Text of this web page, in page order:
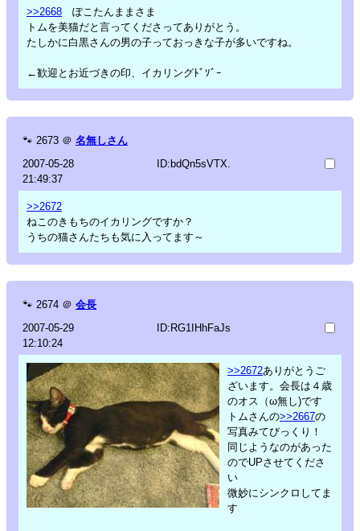
>>2668 ぽこたんままさま
トムを美猫だと言ってくださってありがとう。
たしかに白黒さんの男の子っておっきな子が多いですね。
←歓迎とお近づきの印、イカリングﾄﾞｿﾞｰ
🐾 2673 ＠ 名無しさん
2007-05-28
21:49:37
ID:bdQn5sVTX.
>>2672
ねこのきもちのイカリングですか？
うちの猫さんたちも気に入ってます～
🐾 2674 ＠ 会長
2007-05-29
12:10:24
ID:RG1IHhFaJs
>>2672ありがとうご
ざいます。会長は４歳
のオス（ω無し)です
トムさんの>>2667の
写真みてびっくり！
同じようなのがあった
のでUPさせてくださ
い
微妙にシンクロしてま
す